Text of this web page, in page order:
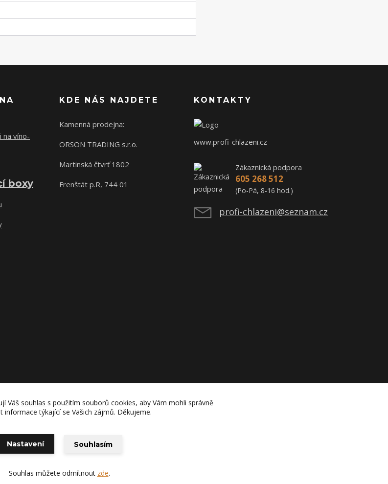
na víno-
boxy
KDE NÁS NAJDETE
Kamenná prodejna:
ORSON TRADING s.r.o.
Martinská čtvrť 1802
Frenštát p.R, 744 01
KONTAKTY
www.profi-chlazeni.cz
Zákaznická podpora
605 268 512
(Po-Pá, 8-16 hod.)
profi-chlazeni@seznam.cz
Váš souhlas s použitím souborů cookies, aby Vám mohli správně
informace týkající se Vašich zájmů. Děkujeme.
Nastavení Souhlasím
Souhlas můžete odmítnout zde.